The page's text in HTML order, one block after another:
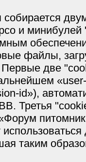
и
файлы,
две
id»),
Третья
таким